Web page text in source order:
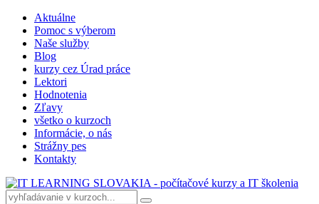
Aktuálne
Pomoc s výberom
Naše služby
Blog
kurzy cez Úrad práce
Lektori
Hodnotenia
Zľavy
všetko o kurzoch
Informácie, o nás
Strážny pes
Kontakty